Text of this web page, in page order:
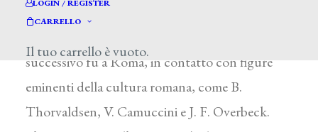
LOGIN / REGISTER
CARRELLO
Il tuo carrello è vuoto.
romantici successivo all’invasione napoleonica
successivo fu a Roma, in contatto con figure
eminenti della cultura romana, come B.
Thorvaldsen, V. Camuccini e J. F. Overbeck.